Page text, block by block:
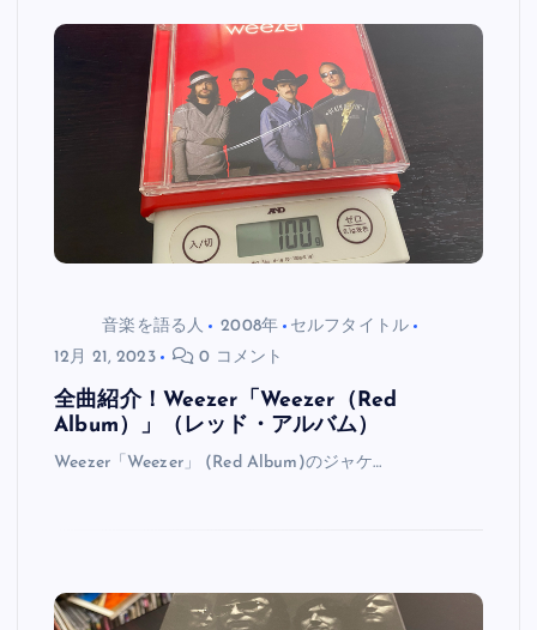
音楽を語る人 2008年
セルフタイトル
12月 21, 2023
0 コメント
全曲紹介！Weezer「Weezer（Red
Album）」（レッド・アルバム）
Weezer「Weezer」 (Red Album)のジャケ…